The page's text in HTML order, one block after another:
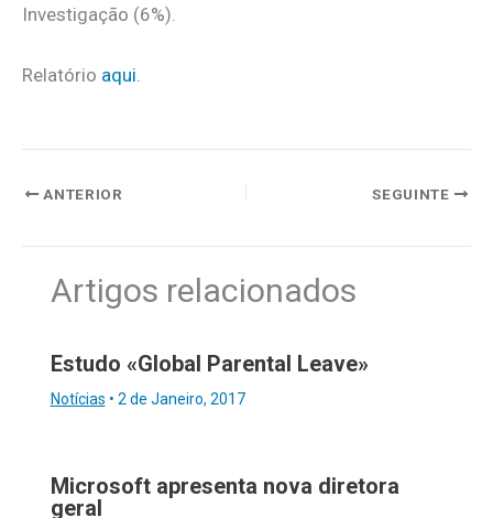
Investigação (6%).
Relatório aqui
ANTERIOR SEGUINTE
Artigos relacionados
Estudo «Global Parental Leave»
Notícias • 2 de Janeiro, 2017
Microsoft apresenta nova diretora
geral